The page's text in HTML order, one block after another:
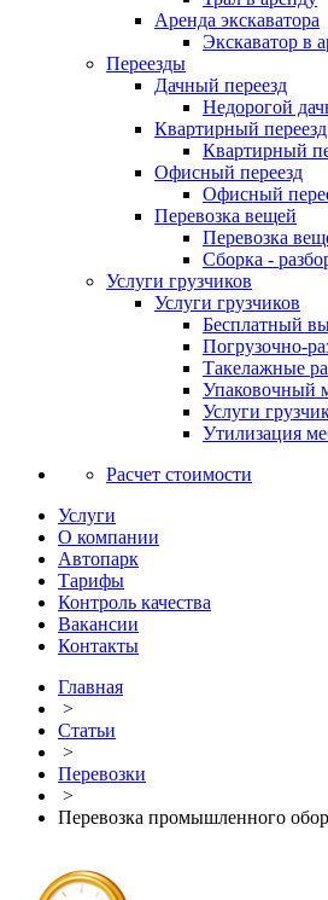
Аренда экскаватора
Экскаватор в
Переезды
Дачный переезд
Недорогой
Квартирный переезд
Квартирный
Офисный переезд
Офисный
Перевозка вещей
Перевозка
Сборка -
Услуги грузчиков
Услуги грузчиков
Бесплатный
Погрузочно-
Такелажные
Упаковочный
Услуги
Утилизация
Расчет стоимости
Услуги
О компании
Автопарк
Тарифы
Контроль качества
Вакансии
Контакты
Главная
>
Статьи
>
Перевозки
>
Перевозка промышленного